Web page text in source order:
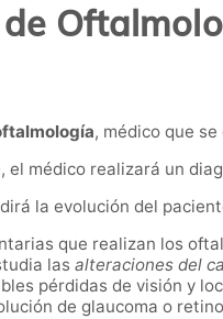
, médico que
el médico realizará un
la evolución del
que realizan los
las alteraciones del
pérdidas de visión y
de glaucoma o